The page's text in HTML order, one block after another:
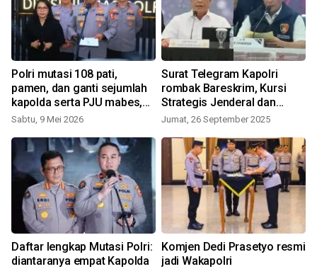
Polri mutasi 108 pati,
pamen, dan ganti sejumlah
kapolda serta PJU mabes,
ada apa?
Sabtu, 9 Mei 2026
Surat Telegram Kapolri
rombak Bareskrim, Kursi
Strategis Jenderal dan
Kombes Berpindah
Jumat, 26 September 2025
Daftar lengkap Mutasi Polri:
diantaranya empat Kapolda
Komjen Dedi Prasetyo resmi
jadi Wakapolri